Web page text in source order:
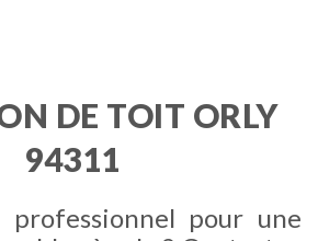
DE TOIT ORLY
94311
professionnel pour une